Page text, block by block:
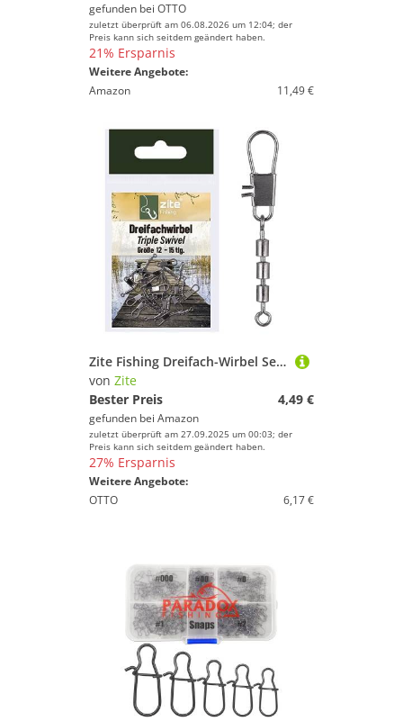
gefunden bei OTTO
zuletzt überprüft am 06.08.2026 um 12:04; der
Preis kann sich seitdem geändert haben.
21% Ersparnis
Weitere Angebote:
Amazon
11,49 €
Zite Fishing Dreifach-Wirbel Set 3 Größen Forellen-Wirbel Sbirolino-Angeln 15 Stück Angel-Wirbel als Angel-Zubehör (Größe 12)
von Zite
Bester Preis
4,49 €
gefunden bei Amazon
zuletzt überprüft am 27.09.2025 um 00:03; der
Preis kann sich seitdem geändert haben.
27% Ersparnis
Weitere Angebote:
OTTO
6,17 €